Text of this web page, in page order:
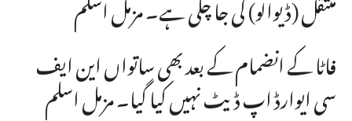
فاٹا کے انضمام کے بعد بھی ساتواں این ایف
سی ایوارڈ اپ ڈیٹ نہیں کیا گیا۔ مزمل اسلم